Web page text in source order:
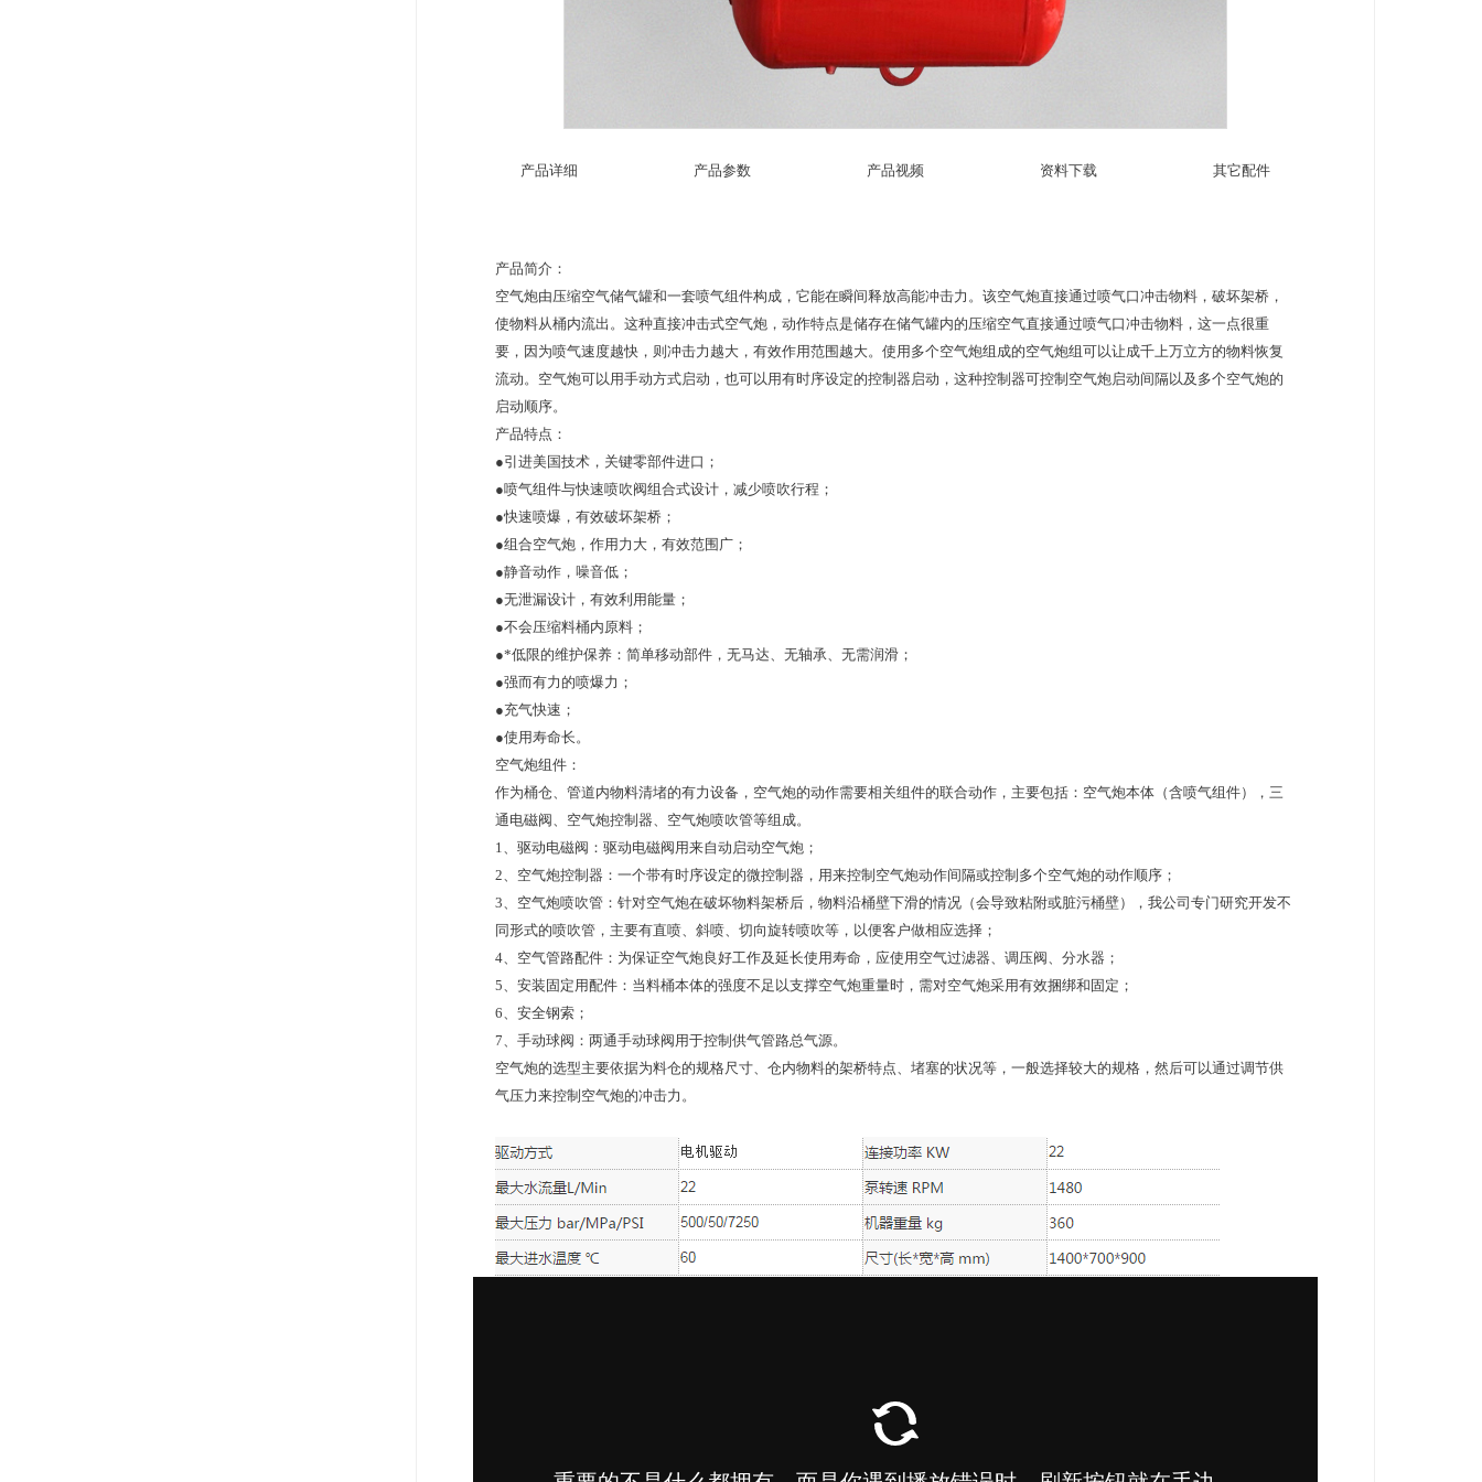
产品详细 产品参数 产品视频 资料下载 其它配件
产品简介：
空气炮由压缩空气储气罐和一套喷气组件构成，它能在瞬间释放高能冲击力。该空气炮直接通过喷气口冲击物料，破坏架桥，
使物料从桶内流出。这种直接冲击式空气炮，动作特点是储存在储气罐内的压缩空气直接通过喷气口冲击物料，这一点很重
要，因为喷气速度越快，则冲击力越大，有效作用范围越大。使用多个空气炮组成的空气炮组可以让成千上万立方的物料恢复
流动。空气炮可以用手动方式启动，也可以用有时序设定的控制器启动，这种控制器可控制空气炮启动间隔以及多个空气炮的
启动顺序。
产品特点：
●引进美国技术，关键零部件进口；
●喷气组件与快速喷吹阀组合式设计，减少喷吹行程；
●快速喷爆，有效破坏架桥；
●组合空气炮，作用力大，有效范围广；
●静音动作，噪音低；
●无泄漏设计，有效利用能量；
●不会压缩料桶内原料；
●*低限的维护保养：简单移动部件，无马达、无轴承、无需润滑；
●强而有力的喷爆力；
●充气快速；
●使用寿命长。
空气炮组件：
作为桶仓、管道内物料清堵的有力设备，空气炮的动作需要相关组件的联合动作，主要包括：空气炮本体（含喷气组件），三
通电磁阀、空气炮控制器、空气炮喷吹管等组成。
1、驱动电磁阀：驱动电磁阀用来自动启动空气炮；
2、空气炮控制器：一个带有时序设定的微控制器，用来控制空气炮动作间隔或控制多个空气炮的动作顺序；
3、空气炮喷吹管：针对空气炮在破坏物料架桥后，物料沿桶壁下滑的情况（会导致粘附或脏污桶壁），我公司专门研究开发不
同形式的喷吹管，主要有直喷、斜喷、切向旋转喷吹等，以便客户做相应选择；
4、空气管路配件：为保证空气炮良好工作及延长使用寿命，应使用空气过滤器、调压阀、分水器；
5、安装固定用配件：当料桶本体的强度不足以支撑空气炮重量时，需对空气炮采用有效捆绑和固定；
6、安全钢索；
7、手动球阀：两通手动球阀用于控制供气管路总气源。
空气炮的选型主要依据为料仓的规格尺寸、仓内物料的架桥特点、堵塞的状况等，一般选择较大的规格，然后可以通过调节供
气压力来控制空气炮的冲击力。